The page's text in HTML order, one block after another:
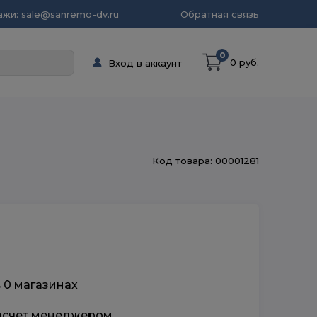
sale@sanremo-dv.ru Обратная связь
Вход в аккаунт
0
0 руб.
Код товара: 00001281
магазинах